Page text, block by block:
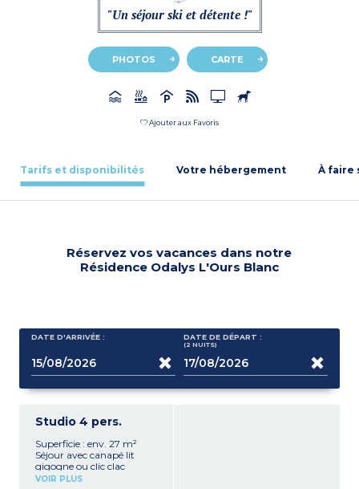
"Un séjour ski et détente !"
PHOTOS CARTE
Ajouter aux Favoris
Tarifs et disponibilités Votre hébergement À faire
Réservez vos vacances dans notre
Résidence Odalys L'Ours Blanc
DATE D'ARRIVÉE : DATE DE DÉPART :
(2 NUITS)
Studio 4 pers.
Superficie : env. 27 m²
Séjour avec canapé lit
gigogne ou clic clac
Coin montagne avec lits
VOIR PLUS